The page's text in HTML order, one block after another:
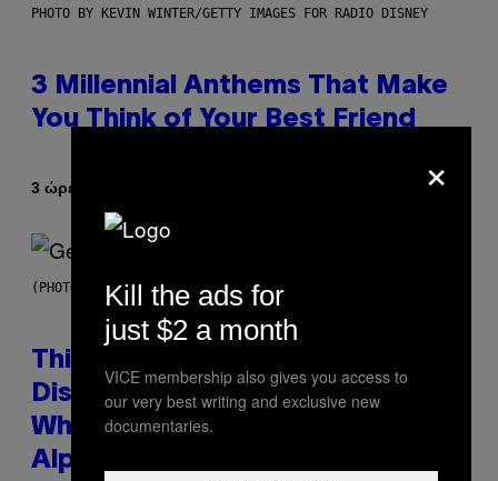
PHOTO BY KEVIN WINTER/GETTY IMAGES FOR RADIO DISNEY
3 Millennial Anthems That Make
You Think of Your Best Friend
3 ώρες πριν
(PHOTO BY TAYLOR HILL/GETTY IMAGES)
This Researcher Accidentally
Discovered the New ‘Millennial
Whoop’ of Pop Music: The Gen
Alpha Melody
×
Kill the ads for
just $2 a month
VICE membership also gives you access to
our very best writing and exclusive new
documentaries.